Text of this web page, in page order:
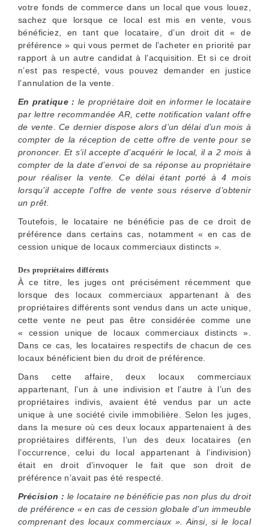
votre fonds de commerce dans un local que vous louez,
sachez que lorsque ce local est mis en vente, vous
bénéficiez, en tant que locataire, d’un droit dit « de
préférence » qui vous permet de l’acheter en priorité par
rapport à un autre candidat à l’acquisition. Et si ce droit
n’est pas respecté, vous pouvez demander en justice
l’annulation de la vente.
En pratique : le propriétaire doit en informer le locataire
par lettre recommandée AR, cette notification valant offre
de vente. Ce dernier dispose alors d’un délai d’un mois à
compter de la réception de cette offre de vente pour se
prononcer. Et s’il accepte d’acquérir le local, il a 2 mois à
compter de la date d’envoi de sa réponse au propriétaire
pour réaliser la vente. Ce délai étant porté à 4 mois
lorsqu’il accepte l’offre de vente sous réserve d’obtenir
un prêt.
Toutefois, le locataire ne bénéficie pas de ce droit de
préférence dans certains cas, notamment « en cas de
cession unique de locaux commerciaux distincts ».
Des propriétaires différents
À ce titre, les juges ont précisément récemment que
lorsque des locaux commerciaux appartenant à des
propriétaires différents sont vendus dans un acte unique,
cette vente ne peut pas être considérée comme une
« cession unique de locaux commerciaux distincts ».
Dans ce cas, les locataires respectifs de chacun de ces
locaux bénéficient bien du droit de préférence.
Dans cette affaire, deux locaux commerciaux
appartenant, l’un à une indivision et l’autre à l’un des
propriétaires indivis, avaient été vendus par un acte
unique à une société civile immobilière. Selon les juges,
dans la mesure où ces deux locaux appartenaient à des
propriétaires différents, l’un des deux locataires (en
l’occurrence, celui du local appartenant à l’indivision)
était en droit d’invoquer le fait que son droit de
préférence n’avait pas été respecté.
Précision : le locataire ne bénéficie pas non plus du droit
de préférence « en cas de cession globale d’un immeuble
comprenant des locaux commerciaux ». Ainsi, si le local